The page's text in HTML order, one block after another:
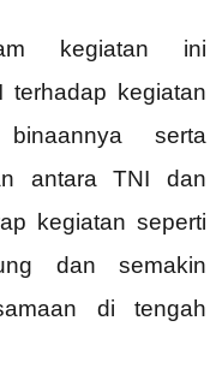
kegiatan ini
terhadap kegiatan
serta
antara TNI dan
kegiatan seperti
dan semakin
di tengah